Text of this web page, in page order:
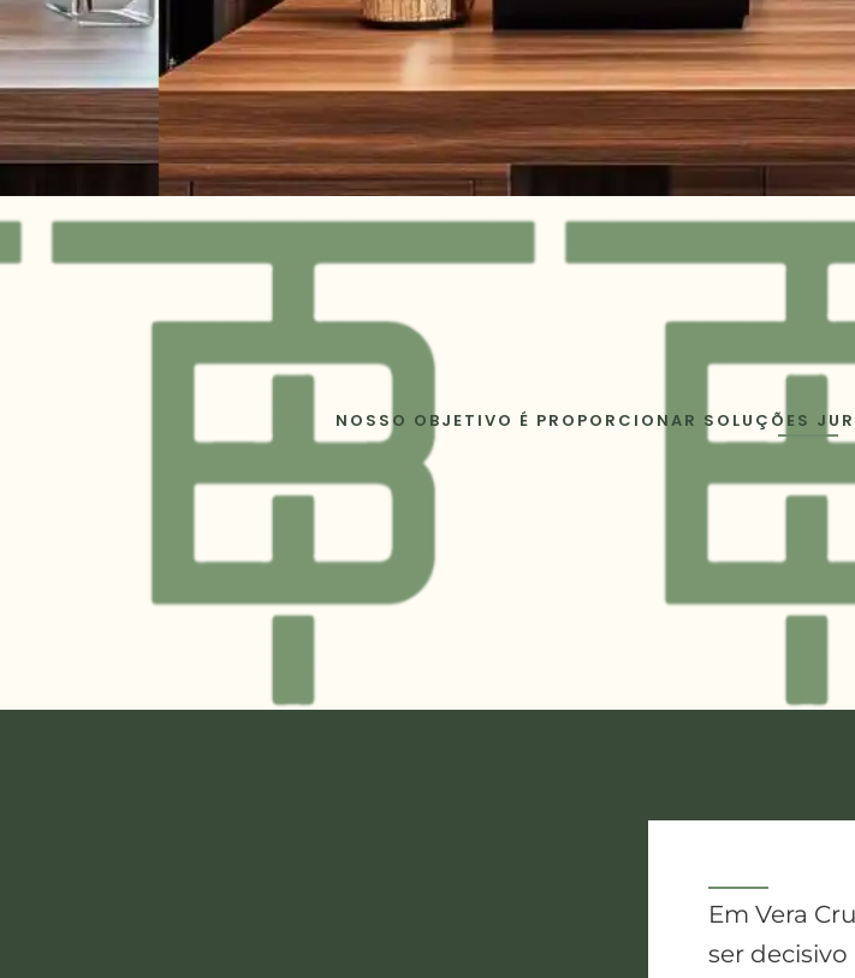
NOSSO OBJETIVO É PROPORCIONAR SOLUÇÕES
Em Vera
ser decisivo